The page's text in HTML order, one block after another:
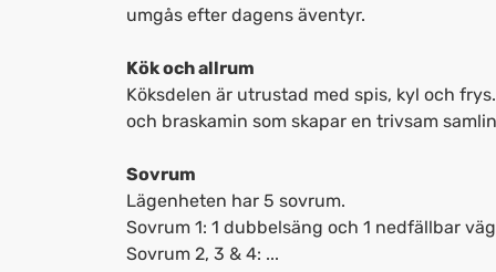
umgås efter dagens äventyr.
Kök och allrum
Köksdelen är utrustad med spis, kyl och
och braskamin som skapar en trivsam
Sovrum
Lägenheten har 5 sovrum.
Sovrum 1: 1 dubbelsäng och 1 nedfällbar
Sovrum 2, 3 & 4: ...